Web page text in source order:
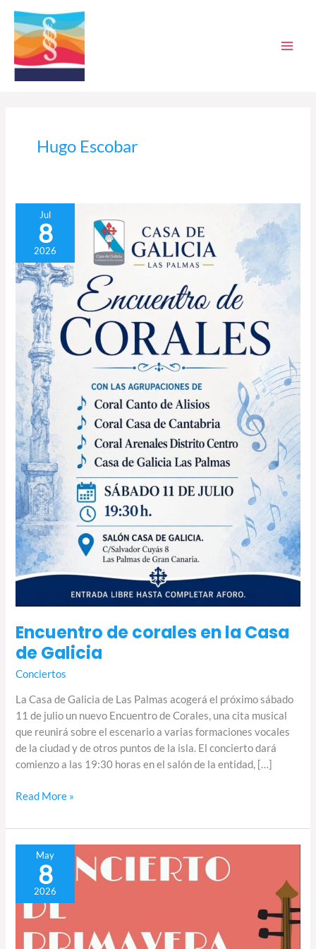
contenido
Hugo Escobar
Jul
8
2026
Encuentro de corales en la Casa
de Galicia
Conciertos
La Casa de Galicia de Las Palmas acogerá el próximo sábado
11 de julio un nuevo Encuentro de Corales, una cita musical
que reunirá sobre el escenario a varias formaciones vocales
de la ciudad y de otros puntos de la isla. El concierto dará
comienzo a las 19:30 horas en el salón de la entidad, […]
Encuentro
corales
la
Casa
Galicia
Read More »
May
8
2026
Corales
Canaria
celebran
el